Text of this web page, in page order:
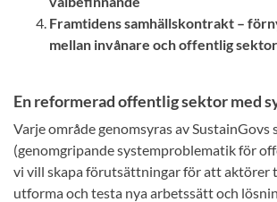
Framtidens samhällskontrakt –
mellan invånare och offentlig sektor
En reformerad offentlig sektor med
Varje område genomsyras av SustainGovs
(genomgripande systemproblematik för
vi vill skapa förutsättningar för att aktörer
utforma och testa nya arbetssätt och